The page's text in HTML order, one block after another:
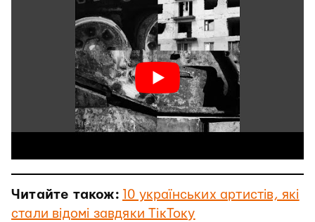
Читайте також: 10 українських артистів, які
стали відомі завдяки ТікТоку